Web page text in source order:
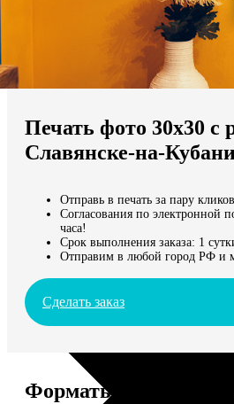
Мы доставляем по всему миру
Продолжить без города
Печать фото 30х30 с
Славянске-на-
Отправь в печать за пару
Согласования по электронной
часа!
Срок выполнения заказа: 1
Отправим в любой город РФ и
Сделать заказ
Форматы и цены